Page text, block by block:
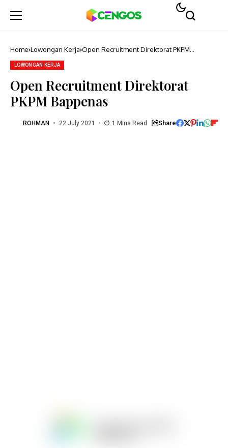
Home Lowongan Kerja Open Recruitment Direktorat PKPM
LOWONGAN KERJA
Open Recruitment Direktorat
PKPM Bappenas
ROHMAN 22 July 2021 1 Mins Read Share